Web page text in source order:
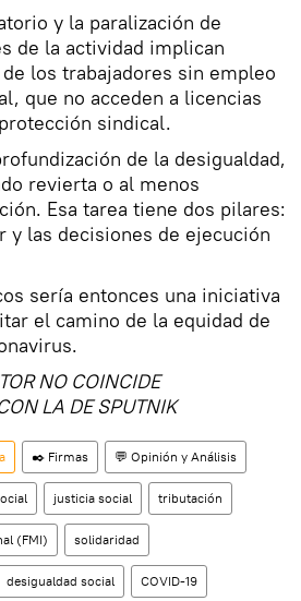
y la paralización de
de la actividad implican
los trabajadores sin empleo
que no acceden a licencias
sindical.
de la desigualdad,
revierta o al menos
Esa tarea tiene dos pilares:
y las decisiones de ejecución
sería entonces una iniciativa
el camino de la equidad de
NO COINCIDE
LA DE SPUTNIK
✒️ Firmas 💬 Opinión y Análisis
justicia social tributación
(FMI) solidaridad
desigualdad social COVID-19